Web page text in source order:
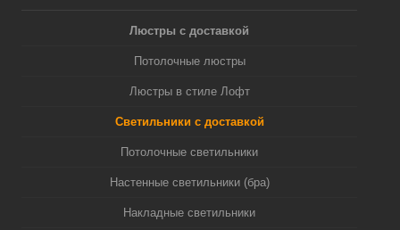
Люстры с доставкой
Потолочные люстры
Люстры в стиле Лофт
Светильники с доставкой
Потолочные светильники
Настенные светильники (бра)
Накладные светильники